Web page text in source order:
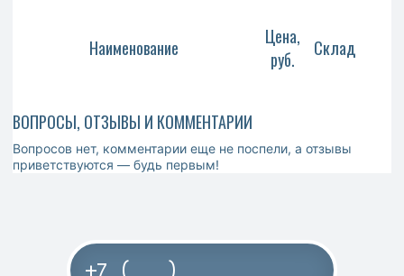
Наименование
Цена,
руб.
Склад
ВОПРОСЫ, ОТЗЫВЫ И КОММЕНТАРИИ
Вопросов нет, комментарии еще не поспели, а отзывы
приветствуются — будь первым!